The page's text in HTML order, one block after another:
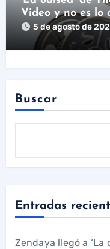
Video y no es lo
5 de agosto de
Buscar
Entradas
Zendaya llegó a ‘La